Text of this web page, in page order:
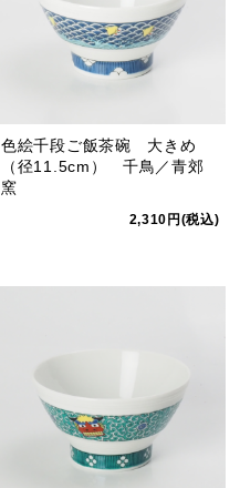
色絵千段ご飯茶碗 大きめ
（径11.5cm） 千鳥／青郊
窯
2,310円(税込)